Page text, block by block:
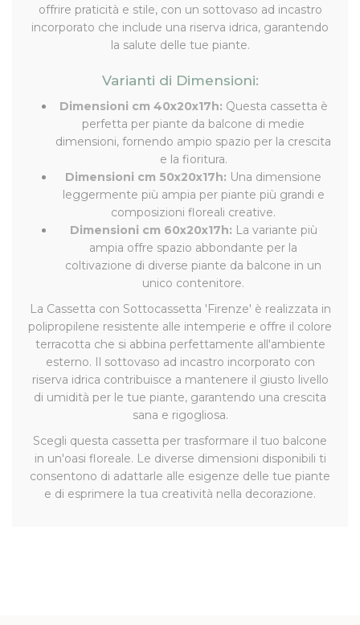
offrire praticità e stile, con un sottovaso ad incastro
incorporato che include una riserva idrica, garantendo
la salute delle tue piante.
Varianti di Dimensioni:
Dimensioni cm 40x20x17h: Questa cassetta è
perfetta per piante da balcone di medie
dimensioni, fornendo ampio spazio per la crescita
e la fioritura.
Dimensioni cm 50x20x17h: Una dimensione
leggermente più ampia per piante più grandi e
composizioni floreali creative.
Dimensioni cm 60x20x17h: La variante più
ampia offre spazio abbondante per la
coltivazione di diverse piante da balcone in un
unico contenitore.
La Cassetta con Sottocassetta 'Firenze' è realizzata in
polipropilene resistente alle intemperie e offre il colore
terracotta che si abbina perfettamente all'ambiente
esterno. Il sottovaso ad incastro incorporato con
riserva idrica contribuisce a mantenere il giusto livello
di umidità per le tue piante, garantendo una crescita
sana e rigogliosa.
Scegli questa cassetta per trasformare il tuo balcone
in un'oasi floreale. Le diverse dimensioni disponibili ti
consentono di adattarle alle esigenze delle tue piante
e di esprimere la tua creatività nella decorazione.